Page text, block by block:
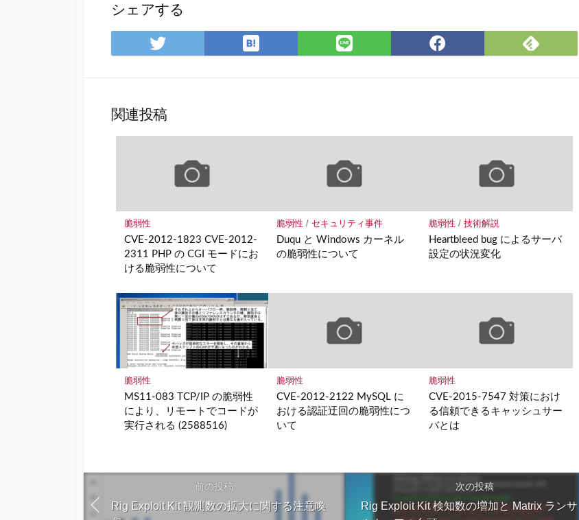
シェアする
Twitter
で
は
て
ク
LINE
で
Facebook
で
Feedly
で
関連投稿
脆弱性
CVE-2012-1823 CVE-2012-
2311 PHP の CGI モードにお
ける脆弱性について
脆弱性 / セキュリティ事件
Duqu と Windows カーネル
の脆弱性について
脆弱性 /技術解説
Heartbleed bug によるサーバ
設定の状況変化
脆弱性
MS11-083 TCP/IP の脆弱性
により、リモートでコードが
実行される (2588516)
脆弱性
CVE-2012-2122 MySQL に
おける認証迂回の脆弱性につ
いて
脆弱性
CVE-2015-7547 対策におけ
る信頼できるキャッシュサー
バとは
前の投稿
Rig Exploit Kit 観測数の拡大に関する注意喚
次の投稿
Rig Exploit Kit 検知数の増加と Matrix ランサ